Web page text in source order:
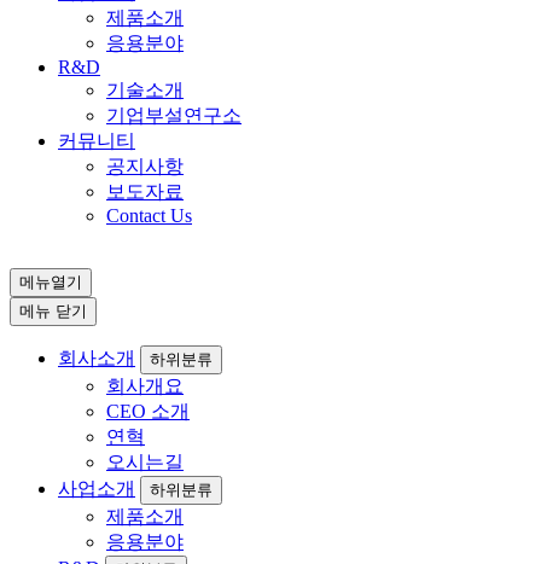
제품소개
응용분야
R&D
기술소개
기업부설연구소
커뮤니티
공지사항
보도자료
Contact Us
메뉴열기
메뉴 닫기
회사소개 하위분류
회사개요
CEO 소개
연혁
오시는길
사업소개
하위분류
제품소개
응용분야